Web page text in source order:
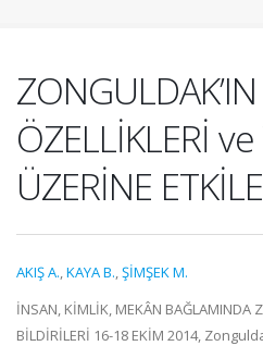
ÖZELLİKLERİ
ÜZERİNE
AKIŞ A.,KAYA B.,ŞİMŞEK M.
İNSAN, KİMLİK, MEKÂN BAĞLAMINDA
BİLDİRİLERİ 16-18 EKİM 2014,